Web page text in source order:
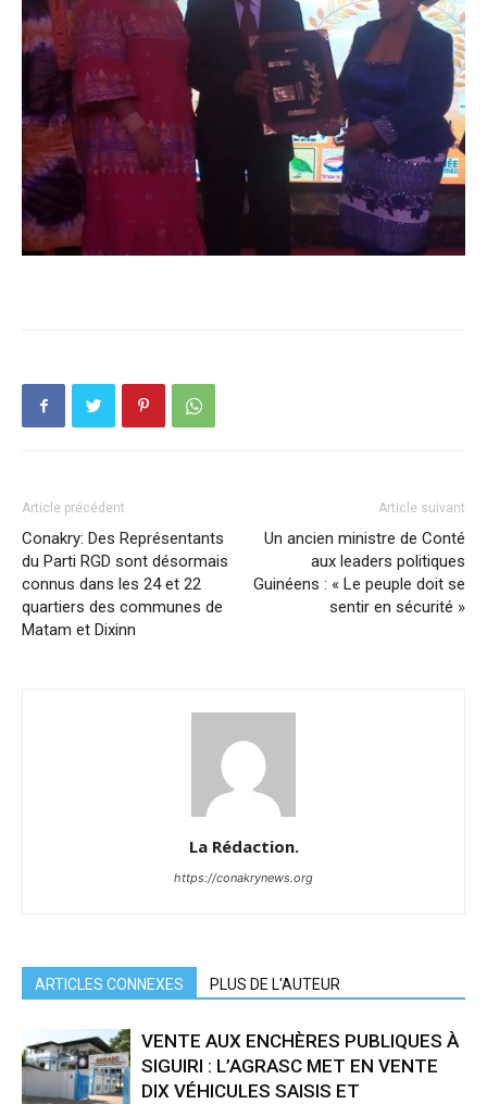
Article précédent
Conakry: Des Représentants
du Parti RGD sont désormais
connus dans les 24 et 22
quartiers des communes de
Matam et Dixinn
Article suivant
Un ancien ministre de Conté
aux leaders politiques
Guinéens : « Le peuple doit se
sentir en sécurité »
La Rédaction.
https://conakrynews.org
ARTICLES CONNEXES PLUS DE L'AUTEUR
VENTE AUX ENCHÈRES PUBLIQUES À
SIGUIRI : L’AGRASC MET EN VENTE
DIX VÉHICULES SAISIS ET